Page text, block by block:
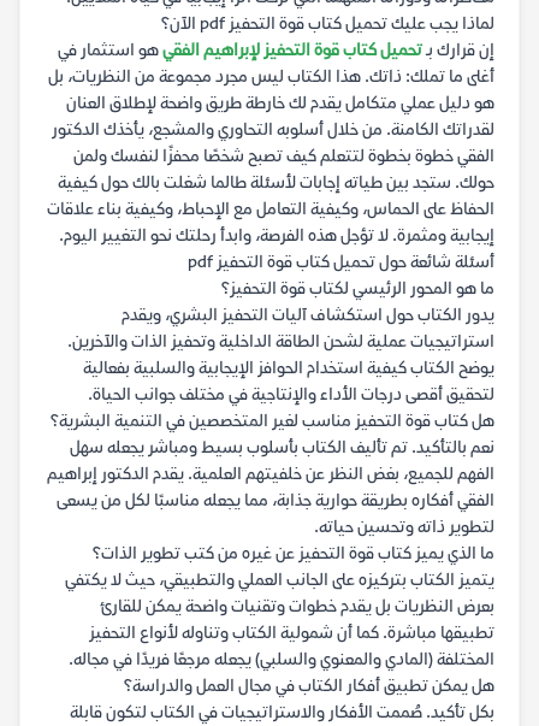
لماذا يجب عليك تحميل كتاب قوة التحفيز pdf الآن؟
إن قرارك بـتحميل كتاب قوة التحفيز لإبراهيم الفقيهو استثمار في
أغلى ما تملك: ذاتك. هذا الكتاب ليس مجرد مجموعة من النظريات، بل
هو دليل عملي متكامل يقدم لك خارطة طريق واضحة لإطلاق العنان
لقدراتك الكامنة. من خلال أسلوبه التحاوري والمشجع، يأخذك الدكتور
الفقي خطوة بخطوة لتتعلم كيف تصبح شخصًا محفزًا لنفسك ولمن
حولك. ستجد بين طياته إجابات لأسئلة طالما شغلت بالك حول كيفية
الحفاظ على الحماس، وكيفية التعامل مع الإحباط، وكيفية بناء علاقات
إيجابية ومثمرة. لا تؤجل هذه الفرصة، وابدأ رحلتك نحو التغيير اليوم.
أسئلة شائعة حول تحميل كتاب قوة التحفيز pdf
ما هو المحور الرئيسي لكتاب قوة التحفيز؟
يدور الكتاب حول استكشاف آليات التحفيز البشري، ويقدم
استراتيجيات عملية لشحن الطاقة الداخلية وتحفيز الذات والآخرين.
يوضح الكتاب كيفية استخدام الحوافز الإيجابية والسلبية بفعالية
لتحقيق أقصى درجات الأداء والإنتاجية في مختلف جوانب الحياة.
هل كتاب قوة التحفيز مناسب لغير المتخصصين في التنمية البشرية؟
نعم بالتأكيد. تم تأليف الكتاب بأسلوب بسيط ومباشر يجعله سهل
الفهم للجميع، بغض النظر عن خلفيتهم العلمية. يقدم الدكتور إبراهيم
الفقي أفكاره بطريقة حوارية جذابة، مما يجعله مناسبًا لكل من يسعى
لتطوير ذاته وتحسين حياته.
ما الذي يميز كتاب قوة التحفيز عن غيره من كتب تطوير الذات؟
يتميز الكتاب بتركيزه على الجانب العملي والتطبيقي، حيث لا يكتفي
بعرض النظريات بل يقدم خطوات وتقنيات واضحة يمكن للقارئ
تطبيقها مباشرة. كما أن شمولية الكتاب وتناوله لأنواع التحفيز
المختلفة (المادي والمعنوي والسلبي) يجعله مرجعًا فريدًا في مجاله.
هل يمكن تطبيق أفكار الكتاب في مجال العمل والدراسة؟
بكل تأكيد. صُممت الأفكار والاستراتيجيات في الكتاب لتكون قابلة